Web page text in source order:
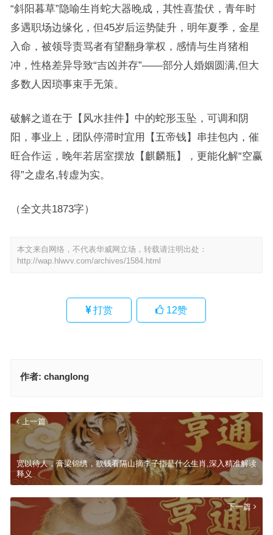
“斜阳暮草”隐喻生肖蛇大器晚成，其性喜蛰伏，青年时
多遇职场边缘化，但45岁后运势陡升，明年夏季，金星
入命，被领导责骂者有望翻身掌权，感情与生肖猪相
冲，性格差异导致“吉凶并存”——部分人婚姻圆满,但大
多数人因琐事束手无策。
破解之道在于【风水挂件】中的蛇形玉坠，可调和阴
阳，事业上，团队停滞时宜用【五帝钱】串挂包内，催
旺合作运，晚年若居室摆放【麒麟瓶】，更能化解“空赢
得”之虚名,转虚为实。
（全文共1873字）
本文来自网络，不代表华威网立场，转载请注明出处：
http://wap.hlwvv.com/archives/1584.html
打赏 12赞
作者: changlong
上一篇
宽以待人，膏梁锦绣，欲钱看隔山摘李子指是什么生肖,深入精准解读
释义
下一篇